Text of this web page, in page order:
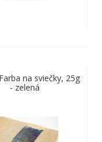
na sviečky, 25g
- zelená